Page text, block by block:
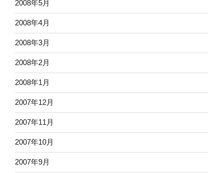
2008年5月
2008年4月
2008年3月
2008年2月
2008年1月
2007年12月
2007年11月
2007年10月
2007年9月